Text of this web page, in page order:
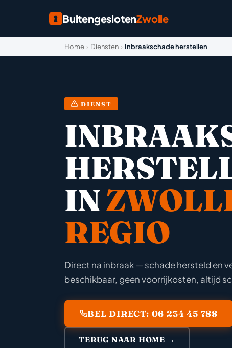
BuitengeslotenZwolle
Home › Diensten › Inbraakschade herstellen
DIENST
IN
REGIO
Direct na inbraak — schade hersteld en
beschikbaar, geen voorrijkosten, altijd
BEL DIRECT: 06 234 45 788
TERUG NAAR HOME →